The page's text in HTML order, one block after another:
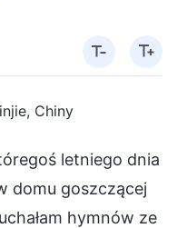
Chiny
letniego dnia
domu goszczącej
hymnów ze